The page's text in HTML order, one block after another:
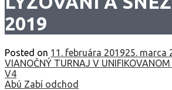
2019
Posted on 11. februára 201925. marca
Navigácia
v
VIANOČNÝ TURNAJ V
V4
Abú Zabí odchod